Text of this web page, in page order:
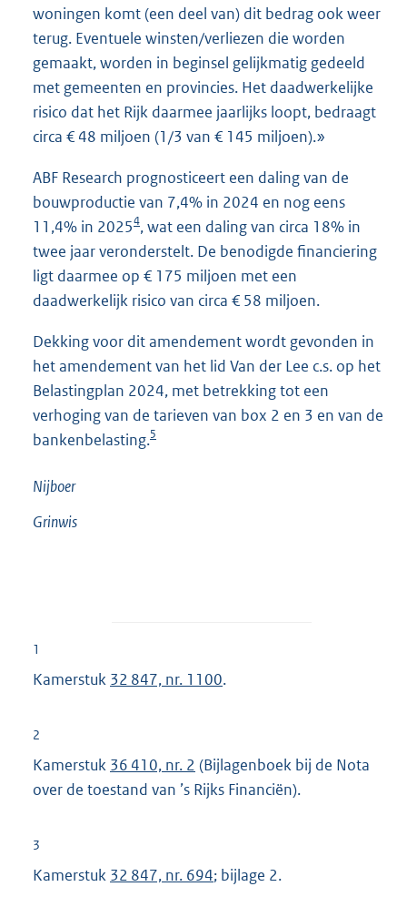
woningen komt (een deel van) dit bedrag ook weer
terug. Eventuele winsten/verliezen die worden
gemaakt, worden in beginsel gelijkmatig gedeeld
met gemeenten en provincies. Het daadwerkelijke
risico dat het Rijk daarmee jaarlijks loopt, bedraagt
circa € 48 miljoen (1/3 van € 145 miljoen).»
ABF Research prognosticeert een daling van de
bouwproductie van 7,4% in 2024 en nog eens
11,4% in 20254, wat een daling van circa 18% in
twee jaar veronderstelt. De benodigde financiering
ligt daarmee op € 175 miljoen met een
daadwerkelijk risico van circa € 58 miljoen.
Dekking voor dit amendement wordt gevonden in
het amendement van het lid Van der Lee c.s. op het
Belastingplan 2024, met betrekking tot een
verhoging van de tarieven van box 2 en 3 en van de
bankenbelasting.5
Nijboer
Grinwis
1
Kamerstuk 32 847, nr. 1100.
2
Kamerstuk 36 410, nr. 2 (Bijlagenboek bij de Nota
over de toestand van ’s Rijks Financiën).
3
Kamerstuk 32 847, nr. 694; bijlage 2.